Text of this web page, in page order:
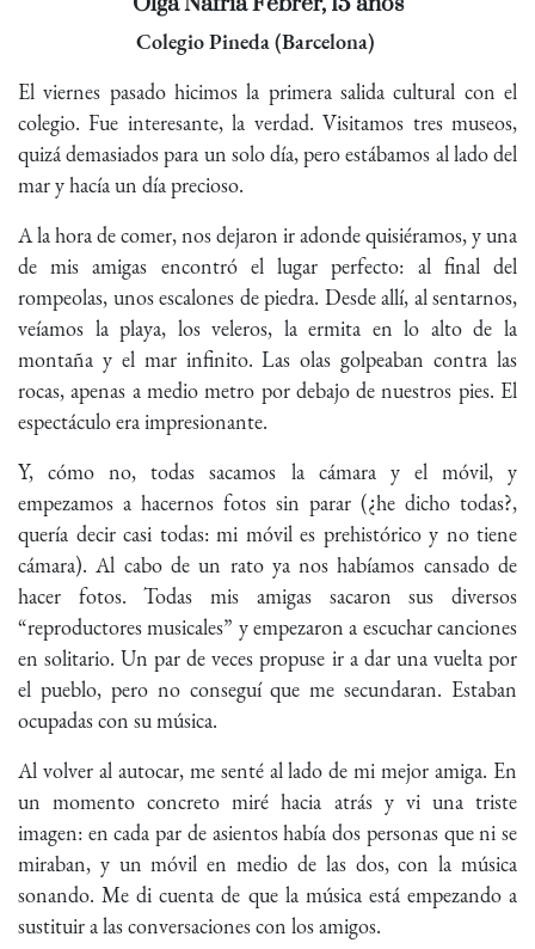
Colegio Pineda (Barcelona)
El viernes pasado hicimos la primera salida cultural con el
colegio. Fue interesante, la verdad. Visitamos tres museos,
quizá demasiados para un solo día, pero estábamos al lado del
mar y hacía un día precioso.
A la hora de comer, nos dejaron ir adonde quisiéramos, y una
de mis amigas encontró el lugar perfecto: al final del
rompeolas, unos escalones de piedra. Desde allí, al sentarnos,
veíamos la playa, los veleros, la ermita en lo alto de la
montaña y el mar infinito. Las olas golpeaban contra las
rocas, apenas a medio metro por debajo de nuestros pies. El
espectáculo era impresionante.
Y, cómo no, todas sacamos la cámara y el móvil, y
empezamos a hacernos fotos sin parar (¿he dicho todas?,
quería decir casi todas: mi móvil es prehistórico y no tiene
cámara). Al cabo de un rato ya nos habíamos cansado de
hacer fotos. Todas mis amigas sacaron sus diversos
“reproductores musicales” y empezaron a escuchar canciones
en solitario. Un par de veces propuse ir a dar una vuelta por
el pueblo, pero no conseguí que me secundaran. Estaban
ocupadas con su música.
Al volver al autocar, me senté al lado de mi mejor amiga. En
un momento concreto miré hacia atrás y vi una triste
imagen: en cada par de asientos había dos personas que ni se
miraban, y un móvil en medio de las dos, con la música
sonando. Me di cuenta de que la música está empezando a
sustituir a las conversaciones con los amigos.